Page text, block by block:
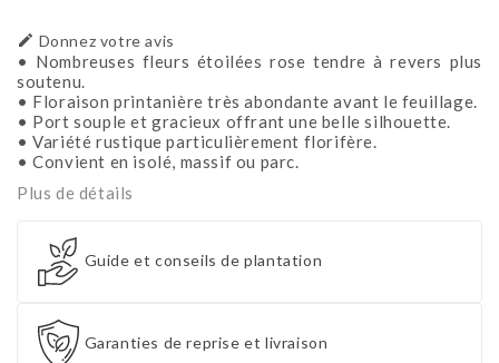
 Donnez votre avis
• Nombreuses fleurs étoilées rose tendre à revers plus
soutenu.
• Floraison printanière très abondante avant le feuillage.
• Port souple et gracieux offrant une belle silhouette.
• Variété rustique particulièrement florifère.
• Convient en isolé, massif ou parc.
Plus de détails
Guide et conseils de plantation
Garanties de reprise et livraison